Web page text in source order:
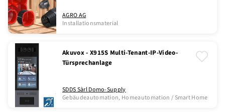
AGRO AG
Installationsmaterial
Akuvox - X915S Multi-Tenant-IP-Video-
Türsprechanlage
SDDS Sàrl Domo-Supply
Gebäudeautomation, Homeautomation / Smart Home